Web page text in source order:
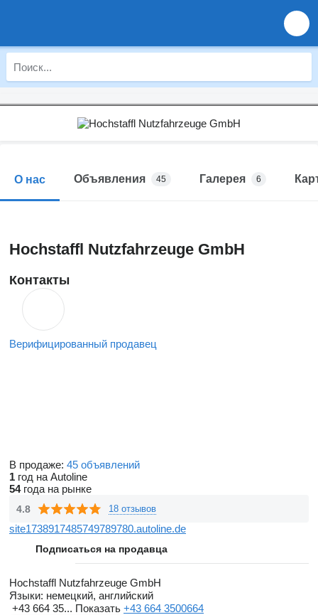
О нас Объявления 45 Галерея 6
Hochstaffl Nutzfahrzeuge GmbH
Контакты
Верифицированный продавец
В продаже: 45 объявлений
1 год на Autoline
54года на рынке
4.8 18 отзывов
site1738917485749789780.autoline.de
Подписаться на продавца
Hochstaffl Nutzfahrzeuge GmbH
Языки: немецкий, английский
+43 664 35... Показать +43 664 3500664